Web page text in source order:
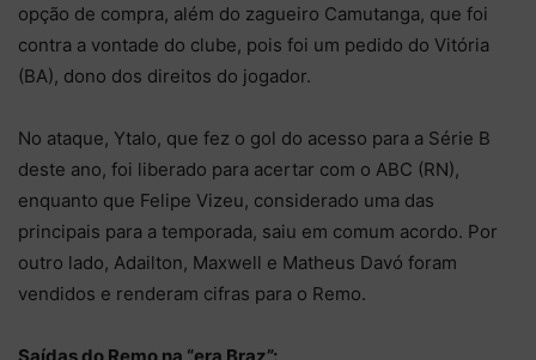
opção de compra, além do zagueiro Camutanga, que foi
contra a vontade do clube, pois foi um pedido do Vitória
(BA), dono dos direitos do jogador.
No ataque, Ytalo, que fez o gol do acesso para a Série B
deste ano, foi liberado para acertar com o ABC (RN),
enquanto que Felipe Vizeu, considerado uma das
principais para a temporada, saiu em comum acordo. Por
outro lado, Adailton, Maxwell e Matheus Davó foram
vendidos e renderam cifras para o Remo.